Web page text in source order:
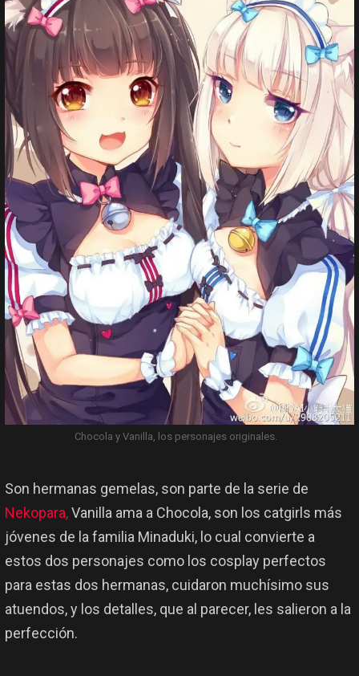
Chocola y Vanilla, los personajes originales.
Son hermanas gemelas, son parte de la serie de
Nekopara,Vanilla ama a Chocola, son los catgirls más
jóvenes de la familia Minaduki, lo cual convierte a
estos dos personajes como los cosplay perfectos
para estas dos hermanas, cuidaron muchísimo sus
atuendos, y los detalles, que al parecer, les salieron a la
perfección.